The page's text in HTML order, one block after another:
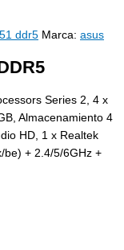
ddr5 Marca: asus
Series 2, 4 x
Almacenamiento 4
HD, 1 x Realtek
be) + 2.4/5/6GHz +